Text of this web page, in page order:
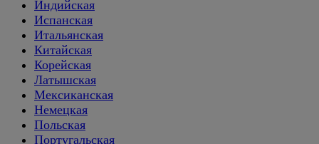
Индийская
Испанская
Итальянская
Китайская
Корейская
Латышская
Мексиканская
Немецкая
Польская
Португальская